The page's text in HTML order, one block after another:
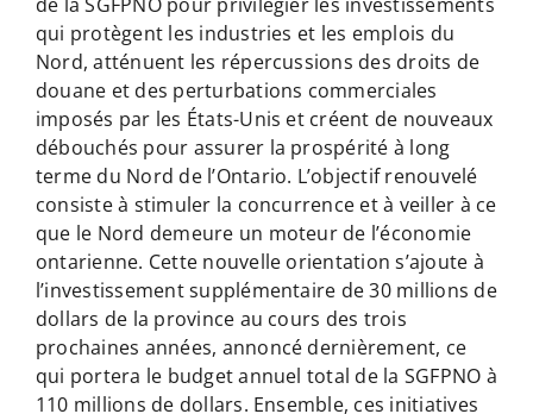
qui protègent les industries et les emplois du
Nord, atténuent les répercussions des droits de
douane et des perturbations commerciales
imposés par les États-Unis et créent de nouveaux
débouchés pour assurer la prospérité à long
terme du Nord de l’Ontario. L’objectif renouvelé
consiste à stimuler la concurrence et à veiller à ce
que le Nord demeure un moteur de l’économie
ontarienne. Cette nouvelle orientation s’ajoute à
l’investissement supplémentaire de 30 millions de
dollars de la province au cours des trois
prochaines années, annoncé dernièrement, ce
qui portera le budget annuel total de la SGFPNO à
110 millions de dollars. Ensemble, ces initiatives